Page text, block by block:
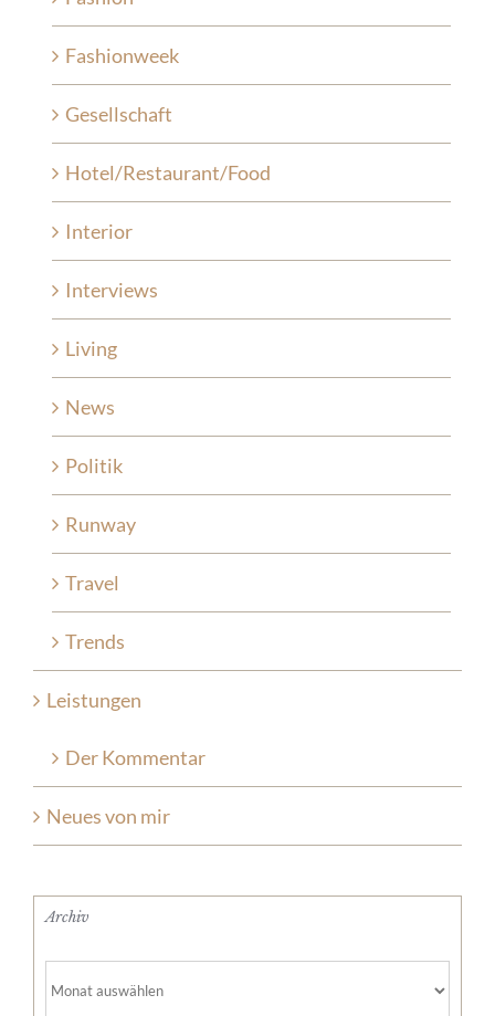
Fashionweek
Gesellschaft
Hotel/Restaurant/Food
Interior
Interviews
Living
News
Politik
Runway
Travel
Trends
Leistungen
Der Kommentar
Neues von mir
Archiv